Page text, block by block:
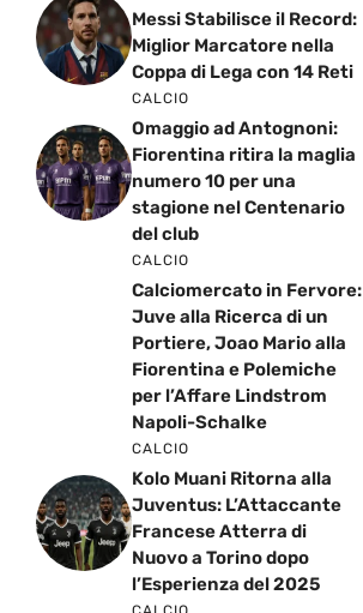
Messi Stabilisce il Record:
Miglior Marcatore nella
Coppa di Lega con 14 Reti
CALCIO
Omaggio ad Antognoni:
Fiorentina ritira la maglia
numero 10 per una
stagione nel Centenario
del club
CALCIO
Calciomercato in Fervore:
Juve alla Ricerca di un
Portiere, Joao Mario alla
Fiorentina e Polemiche
per l’Affare Lindstrom
Napoli-Schalke
CALCIO
Kolo Muani Ritorna alla
Juventus: L’Attaccante
Francese Atterra di
Nuovo a Torino dopo
l’Esperienza del 2025